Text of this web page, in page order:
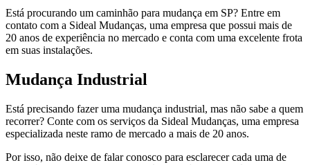
Está procurando um caminhão para mudança em SP? Entre em
contato com a Sideal Mudanças, uma empresa que possui mais de
20 anos de experiência no mercado e conta com uma excelente frota
em suas instalações.
Mudança Industrial
Está precisando fazer uma mudança industrial, mas não sabe a quem
recorrer? Conte com os serviços da Sideal Mudanças, uma empresa
especializada neste ramo de mercado a mais de 20 anos.
Por isso, não deixe de falar conosco para esclarecer cada uma de